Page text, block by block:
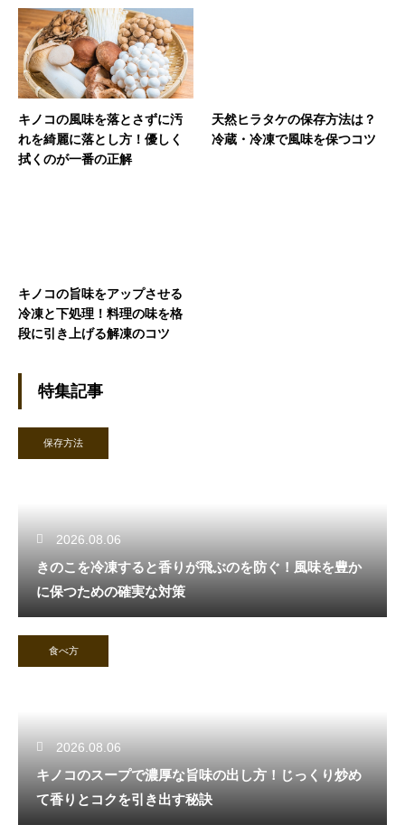
キノコの風味を落とさずに汚
れを綺麗に落とし方！優しく
拭くのが一番の正解
天然ヒラタケの保存方法は？
冷蔵・冷凍で風味を保つコツ
キノコの旨味をアップさせる
冷凍と下処理！料理の味を格
段に引き上げる解凍のコツ
特集記事
保存方法
2026.08.06
きのこを冷凍すると香りが飛ぶのを防ぐ！風味を豊か
に保つための確実な対策
食べ方
2026.08.06
キノコのスープで濃厚な旨味の出し方！じっくり炒め
て香りとコクを引き出す秘訣